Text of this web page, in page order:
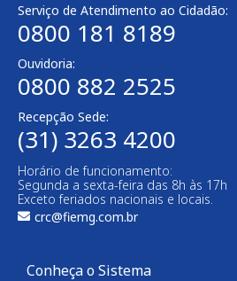
Serviço de Atendimento ao Cidadão:
0800 181 8189
Ouvidoria:
0800 882 2525​
Recepção Sede:
(31) 3263 4200
Horário de funcionamento:
Segunda a sexta-feira das 8h às 17h
Exceto feriados nacionais e locais.
crc@fiemg.com.br
Conheça o Sistema